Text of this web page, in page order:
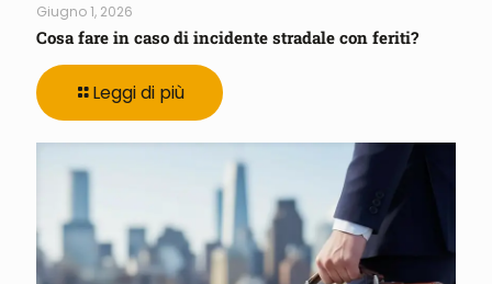
Giugno 1, 2026
Cosa fare in caso di incidente stradale con feriti?
Leggi di più